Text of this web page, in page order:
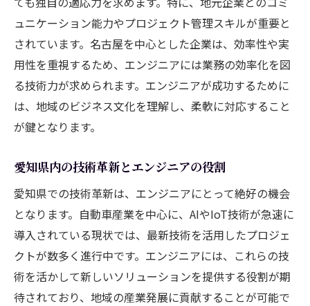
せる方法
技術開発による新規ビジネス創出の事例
エンジニアが企業に与える経済的インパク
ト
企業成長とエンジニアの協力関係
ト
ュニケーション能力やプロジェクト管理スキルが重要と
されています。名古屋を中心とした企業は、効率性や実
用性を重視するため、エンジニアには業務の効率化を図
る技術力が求められます。エンジニアが成功するために
は、地域のビジネス文化を理解し、柔軟に対応すること
が鍵となります。
愛知県内の技術革新とエンジニアの役割
愛知県での技術革新は、エンジニアにとって絶好の機会
となります。自動車産業を中心に、AIやIoT技術が急速に
導入されている現状では、最新技術を活用したプロジェ
クトが数多く進行中です。エンジニアには、これらの技
術を活かして新しいソリューションを提供する役割が期
待されており、地域の産業発展に貢献することが可能で